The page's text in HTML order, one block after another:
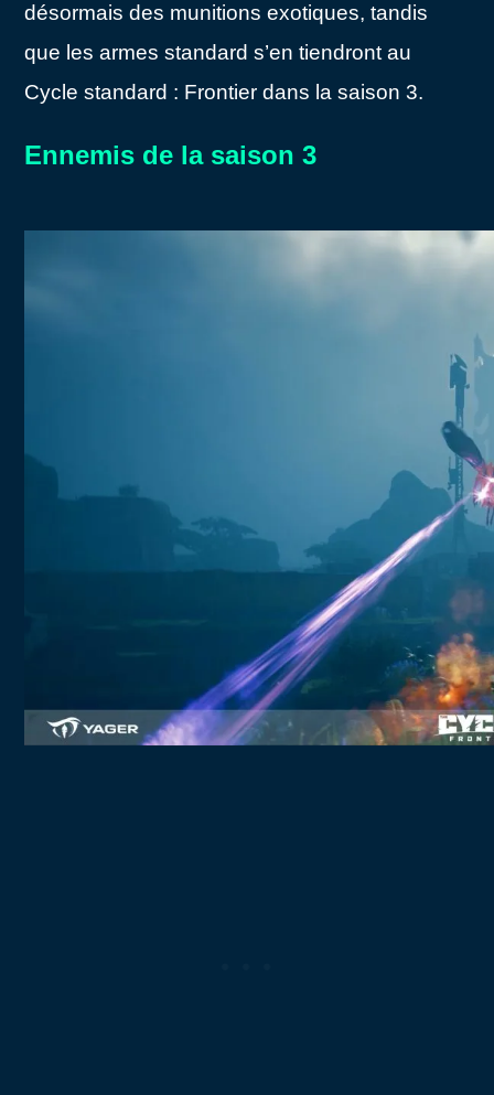
désormais des munitions exotiques, tandis
que les armes standard s’en tiendront au
Cycle standard : Frontier dans la saison 3.
Ennemis de la saison 3